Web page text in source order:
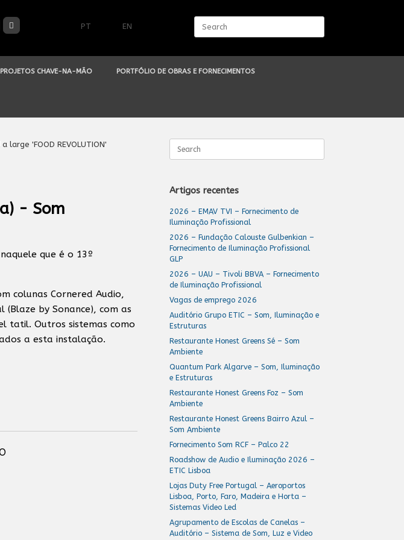
PT EN
PROJETOS CHAVE-NA-MÃO PORTFÓLIO DE OBRAS E FORNECIMENTOS
- Som
que é o 13º
colunas Cornered Audio,
(Blaze by Sonance), com as
tatil. Outros sistemas como
a esta instalação.
for:
Artigos recentes
2026 – EMAV TVI – Fornecimento de
Iluminação Profissional
2026 – Fundação Calouste Gulbenkian –
Fornecimento de Iluminação Profissional
GLP
2026 – UAU – Tivoli BBVA – Fornecimento
de Iluminação Profissional
Vagas de emprego 2026
Auditório Grupo ETIC – Som, Iluminação e
Estruturas
Restaurante Honest Greens Sé – Som
Ambiente
Quantum Park Algarve – Som, Iluminação
e Estruturas
Restaurante Honest Greens Foz – Som
Ambiente
Restaurante Honest Greens Bairro Azul –
Som Ambiente
Fornecimento Som RCF – Palco 22
Roadshow de Audio e Iluminação 2026 –
ETIC Lisboa
Lojas Duty Free Portugal – Aeroportos
Lisboa, Porto, Faro, Madeira e Horta –
Sistemas Video Led
Agrupamento de Escolas de Canelas –
Auditório – Sistema de Som, Luz e Video